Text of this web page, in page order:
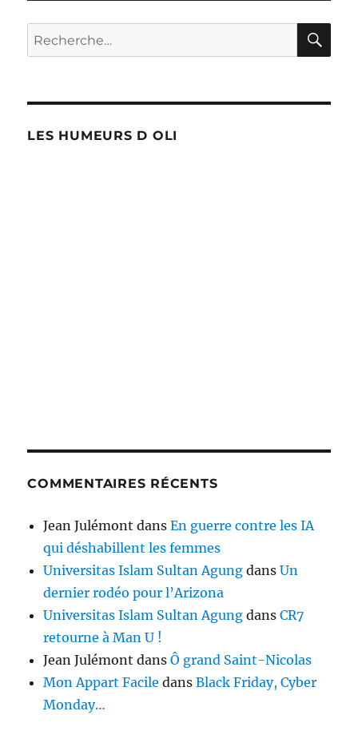
aussi
préparent
Recherche
pour :
LES HUMEURS D OLI
COMMENTAIRES RÉCENTS
Jean Julémont dansEn guerre contre les IA
qui déshabillent les femmes
Universitas Islam Sultan Agung dansUn
dernier rodéo pour l’Arizona
Universitas Islam Sultan Agung dansCR7
retourne à Man U !
Jean Julémont dansÔ grand Saint-Nicolas
Mon Appart Facile dansBlack Friday, Cyber
Monday…